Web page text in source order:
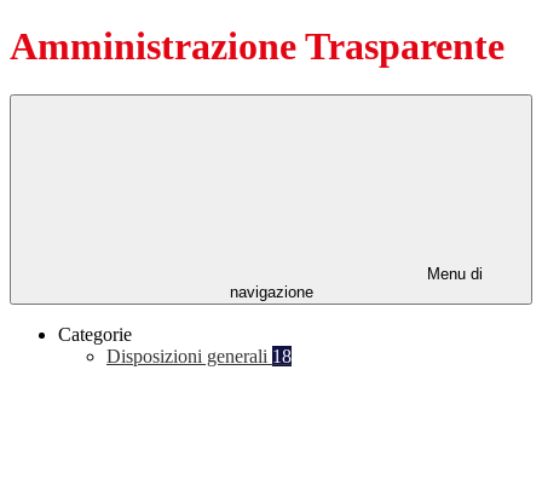
Amministrazione Trasparente
Menu di
navigazione
Categorie
Disposizioni generali 18